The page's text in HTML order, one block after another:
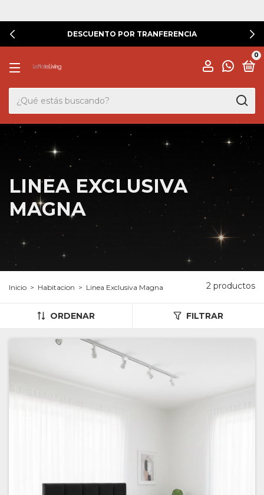
DESCUENTO POR TRANFERENCIA
0
LINEA EXCLUSIVA
MAGNA
Inicio > Habitacion > Linea Exclusiva Magna 2 productos
ORDENAR FILTRAR